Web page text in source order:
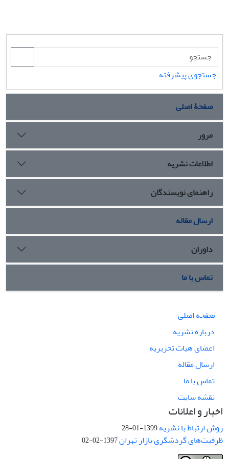
جستجوی پیشرفته
صفحۀ اصلی
مرور
اطلاعات نشریه
راهنمای نویسندگان
ارسال مقاله
داوران
تماس با ما
صفحه اصلی
درباره نشریه
اعضای هیات تحریریه
ارسال مقاله
تماس با ما
نقشه سایت
اخبار و اعلانات
روش ارتباط با نشریه1399-01-28
ظرفیت‌های گردشگری بازار تهران1397-02-02